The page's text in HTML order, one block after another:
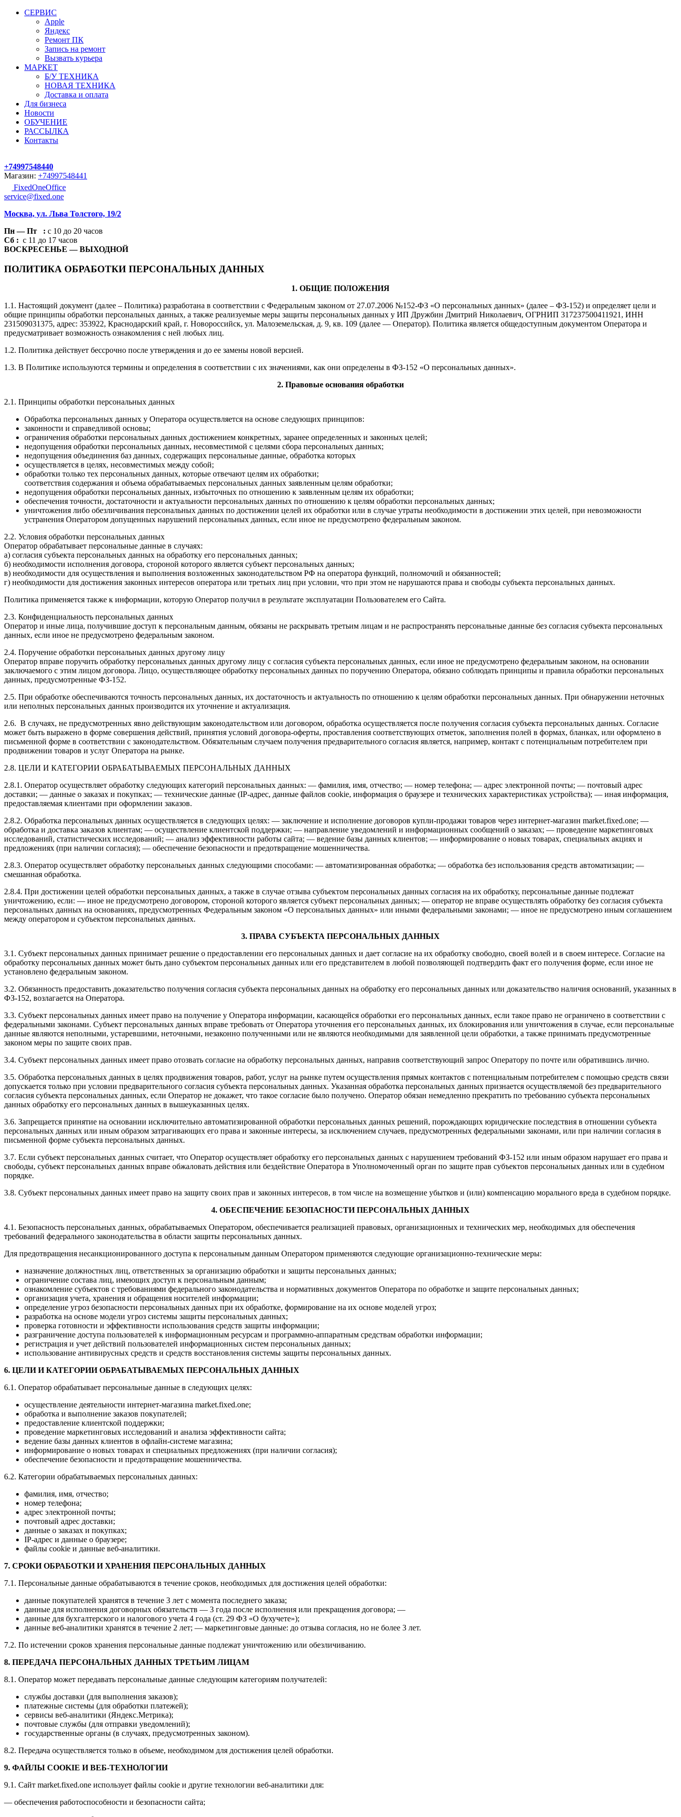
СЕРВИС
Apple
Яндекс
Ремонт ПК
Запись на ремонт
Вызвать курьера
МАРКЕТ
Б/У ТЕХНИКА
НОВАЯ ТЕХНИКА
Доставка и оплата
Для бизнеса
Новости
ОБУЧЕНИЕ
РАССЫЛКА
Контакты
+74997548440
Магазин: +74997548441
FixedOneOffice
service@fixed.one
Москва, ул. Льва Толстого, 19/2
Пн — Пт : с 10 до 20 часов
Сб : с 11 до 17 часов
ВОСКРЕСЕНЬЕ — ВЫХОДНОЙ
ПОЛИТИКА ОБРАБОТКИ ПЕРСОНАЛЬНЫХ ДАННЫХ
1. ОБЩИЕ ПОЛОЖЕНИЯ
1.1. Настоящий документ (далее – Политика) разработана в соответствии с Федеральным законом от 27.07.2006 №152-ФЗ «О персональных данных» (далее – ФЗ-152) и определяет цели и
общие принципы обработки персональных данных, а также реализуемые меры защиты персональных данных у ИП Дружбин Дмитрий Николаевич, ОГРНИП 317237500411921, ИНН
231509031375, адрес: 353922, Краснодарский край, г. Новороссийск, ул. Малоземельская, д. 9, кв. 109 (далее — Оператор). Политика является общедоступным документом Оператора и
предусматривает возможность ознакомления с ней любых лиц.
1.2. Политика действует бессрочно после утверждения и до ее замены новой версией.
1.3. В Политике используются термины и определения в соответствии с их значениями, как они определены в ФЗ-152 «О персональных данных».
2. Правовые основания обработки
2.1. Принципы обработки персональных данных
Обработка персональных данных у Оператора осуществляется на основе следующих принципов:
законности и справедливой основы;
ограничения обработки персональных данных достижением конкретных, заранее определенных и законных целей;
недопущения обработки персональных данных, несовместимой с целями сбора персональных данных;
недопущения объединения баз данных, содержащих персональные данные, обработка которых
осуществляется в целях, несовместимых между собой;
обработки только тех персональных данных, которые отвечают целям их обработки;
соответствия содержания и объема обрабатываемых персональных данных заявленным целям обработки;
недопущения обработки персональных данных, избыточных по отношению к заявленным целям их обработки;
обеспечения точности, достаточности и актуальности персональных данных по отношению к целям обработки персональных данных;
уничтожения либо обезличивания персональных данных по достижении целей их обработки или в случае утраты необходимости в достижении этих целей, при невозможности
устранения Оператором допущенных нарушений персональных данных, если иное не предусмотрено федеральным законом.
2.2. Условия обработки персональных данных
Оператор обрабатывает персональные данные в случаях:
а) согласия субъекта персональных данных на обработку его персональных данных;
б) необходимости исполнения договора, стороной которого является субъект персональных данных;
в) необходимости для осуществления и выполнения возложенных законодательством РФ на оператора функций, полномочий и обязанностей;
г) необходимости для достижения законных интересов оператора или третьих лиц при условии, что при этом не нарушаются права и свободы субъекта персональных данных.
Политика применяется также к информации, которую Оператор получил в результате эксплуатации Пользователем его Сайта.
2.3. Конфиденциальность персональных данных
Оператор и иные лица, получившие доступ к персональным данным, обязаны не раскрывать третьим лицам и не распространять персональные данные без согласия субъекта персональных
данных, если иное не предусмотрено федеральным законом.
2.4. Поручение обработки персональных данных другому лицу
Оператор вправе поручить обработку персональных данных другому лицу с согласия субъекта персональных данных, если иное не предусмотрено федеральным законом, на основании
заключаемого с этим лицом договора. Лицо, осуществляющее обработку персональных данных по поручению Оператора, обязано соблюдать принципы и правила обработки персональных
данных, предусмотренные ФЗ-152.
2.5. При обработке обеспечиваются точность персональных данных, их достаточность и актуальность по отношению к целям обработки персональных данных. При обнаружении неточных
или неполных персональных данных производится их уточнение и актуализация.
2.6. В случаях, не предусмотренных явно действующим законодательством или договором, обработка осуществляется после получения согласия субъекта персональных данных. Согласие
может быть выражено в форме совершения действий, принятия условий договора-оферты, проставления соответствующих отметок, заполнения полей в формах, бланках, или оформлено в
письменной форме в соответствии с законодательством. Обязательным случаем получения предварительного согласия является, например, контакт с потенциальным потребителем при
продвижении товаров и услуг Оператора на рынке.
2.8. ЦЕЛИ И КАТЕГОРИИ ОБРАБАТЫВАЕМЫХ ПЕРСОНАЛЬНЫХ ДАННЫХ
2.8.1. Оператор осуществляет обработку следующих категорий персональных данных: — фамилия, имя, отчество; — номер телефона; — адрес электронной почты; — почтовый адрес
доставки; — данные о заказах и покупках; — технические данные (IP-адрес, данные файлов cookie, информация о браузере и технических характеристиках устройства); — иная информация,
предоставляемая клиентами при оформлении заказов.
2.8.2. Обработка персональных данных осуществляется в следующих целях: — заключение и исполнение договоров купли-продажи товаров через интернет-магазин market.fixed.one; —
обработка и доставка заказов клиентам; — осуществление клиентской поддержки; — направление уведомлений и информационных сообщений о заказах; — проведение маркетинговых
исследований, статистических исследований; — анализ эффективности работы сайта; — ведение базы данных клиентов; — информирование о новых товарах, специальных акциях и
предложениях (при наличии согласия); — обеспечение безопасности и предотвращение мошенничества.
2.8.3. Оператор осуществляет обработку персональных данных следующими способами: — автоматизированная обработка; — обработка без использования средств автоматизации; —
смешанная обработка.
2.8.4. При достижении целей обработки персональных данных, а также в случае отзыва субъектом персональных данных согласия на их обработку, персональные данные подлежат
уничтожению, если: — иное не предусмотрено договором, стороной которого является субъект персональных данных; — оператор не вправе осуществлять обработку без согласия субъекта
персональных данных на основаниях, предусмотренных Федеральным законом «О персональных данных» или иными федеральными законами; — иное не предусмотрено иным соглашением
между оператором и субъектом персональных данных.
3. ПРАВА СУБЪЕКТА ПЕРСОНАЛЬНЫХ ДАННЫХ
3.1. Субъект персональных данных принимает решение о предоставлении его персональных данных и дает согласие на их обработку свободно, своей волей и в своем интересе. Согласие на
обработку персональных данных может быть дано субъектом персональных данных или его представителем в любой позволяющей подтвердить факт его получения форме, если иное не
установлено федеральным законом.
3.2. Обязанность предоставить доказательство получения согласия субъекта персональных данных на обработку его персональных данных или доказательство наличия оснований, указанных в
ФЗ-152, возлагается на Оператора.
3.3. Субъект персональных данных имеет право на получение у Оператора информации, касающейся обработки его персональных данных, если такое право не ограничено в соответствии с
федеральными законами. Субъект персональных данных вправе требовать от Оператора уточнения его персональных данных, их блокирования или уничтожения в случае, если персональные
данные являются неполными, устаревшими, неточными, незаконно полученными или не являются необходимыми для заявленной цели обработки, а также принимать предусмотренные
законом меры по защите своих прав.
3.4. Субъект персональных данных имеет право отозвать согласие на обработку персональных данных, направив соответствующий запрос Оператору по почте или обратившись лично.
3.5. Обработка персональных данных в целях продвижения товаров, работ, услуг на рынке путем осуществления прямых контактов с потенциальным потребителем с помощью средств связи
допускается только при условии предварительного согласия субъекта персональных данных. Указанная обработка персональных данных признается осуществляемой без предварительного
согласия субъекта персональных данных, если Оператор не докажет, что такое согласие было получено. Оператор обязан немедленно прекратить по требованию субъекта персональных
данных обработку его персональных данных в вышеуказанных целях.
3.6. Запрещается принятие на основании исключительно автоматизированной обработки персональных данных решений, порождающих юридические последствия в отношении субъекта
персональных данных или иным образом затрагивающих его права и законные интересы, за исключением случаев, предусмотренных федеральными законами, или при наличии согласия в
письменной форме субъекта персональных данных.
3.7. Если субъект персональных данных считает, что Оператор осуществляет обработку его персональных данных с нарушением требований ФЗ-152 или иным образом нарушает его права и
свободы, субъект персональных данных вправе обжаловать действия или бездействие Оператора в Уполномоченный орган по защите прав субъектов персональных данных или в судебном
порядке.
3.8. Субъект персональных данных имеет право на защиту своих прав и законных интересов, в том числе на возмещение убытков и (или) компенсацию морального вреда в судебном порядке.
4. ОБЕСПЕЧЕНИЕ БЕЗОПАСНОСТИ ПЕРСОНАЛЬНЫХ ДАННЫХ
4.1. Безопасность персональных данных, обрабатываемых Оператором, обеспечивается реализацией правовых, организационных и технических мер, необходимых для обеспечения
требований федерального законодательства в области защиты персональных данных.
Для предотвращения несанкционированного доступа к персональным данным Оператором применяются следующие организационно-технические меры:
назначение должностных лиц, ответственных за организацию обработки и защиты персональных данных;
ограничение состава лиц, имеющих доступ к персональным данным;
ознакомление субъектов с требованиями федерального законодательства и нормативных документов Оператора по обработке и защите персональных данных;
организация учета, хранения и обращения носителей информации;
определение угроз безопасности персональных данных при их обработке, формирование на их основе моделей угроз;
разработка на основе модели угроз системы защиты персональных данных;
проверка готовности и эффективности использования средств защиты информации;
разграничение доступа пользователей к информационным ресурсам и программно-аппаратным средствам обработки информации;
регистрация и учет действий пользователей информационных систем персональных данных;
использование антивирусных средств и средств восстановления системы защиты персональных данных.
6. ЦЕЛИ И КАТЕГОРИИ ОБРАБАТЫВАЕМЫХ ПЕРСОНАЛЬНЫХ ДАННЫХ
6.1. Оператор обрабатывает персональные данные в следующих целях:
осуществление деятельности интернет-магазина market.fixed.one;
обработка и выполнение заказов покупателей;
предоставление клиентской поддержки;
проведение маркетинговых исследований и анализа эффективности сайта;
ведение базы данных клиентов в офлайн-системе магазина;
информирование о новых товарах и специальных предложениях (при наличии согласия);
обеспечение безопасности и предотвращение мошенничества.
6.2. Категории обрабатываемых персональных данных:
фамилия, имя, отчество;
номер телефона;
адрес электронной почты;
почтовый адрес доставки;
данные о заказах и покупках;
IP-адрес и данные о браузере;
файлы cookie и данные веб-аналитики.
7. СРОКИ ОБРАБОТКИ И ХРАНЕНИЯ ПЕРСОНАЛЬНЫХ ДАННЫХ
7.1. Персональные данные обрабатываются в течение сроков, необходимых для достижения целей обработки:
данные покупателей хранятся в течение 3 лет с момента последнего заказа;
данные для исполнения договорных обязательств — 3 года после исполнения или прекращения договора; —
данные для бухгалтерского и налогового учета 4 года (ст. 29 ФЗ «О бухучете»);
данные веб-аналитики хранятся в течение 2 лет; — маркетинговые данные: до отзыва согласия, но не более 3 лет.
7.2. По истечении сроков хранения персональные данные подлежат уничтожению или обезличиванию.
8. ПЕРЕДАЧА ПЕРСОНАЛЬНЫХ ДАННЫХ ТРЕТЬИМ ЛИЦАМ
8.1. Оператор может передавать персональные данные следующим категориям получателей:
службы доставки (для выполнения заказов);
платежные системы (для обработки платежей);
сервисы веб-аналитики (Яндекс.Метрика);
почтовые службы (для отправки уведомлений);
государственные органы (в случаях, предусмотренных законом).
8.2. Передача осуществляется только в объеме, необходимом для достижения целей обработки.
9. ФАЙЛЫ COOKIE И ВЕБ-ТЕХНОЛОГИИ
9.1. Сайт market.fixed.one использует файлы cookie и другие технологии веб-аналитики для:
— обеспечения работоспособности и безопасности сайта;